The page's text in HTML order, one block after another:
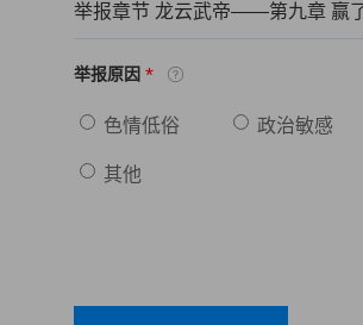
举报章节 龙云武帝——第九章 赢
举报原因 *
色情低俗 政治敏感
其他